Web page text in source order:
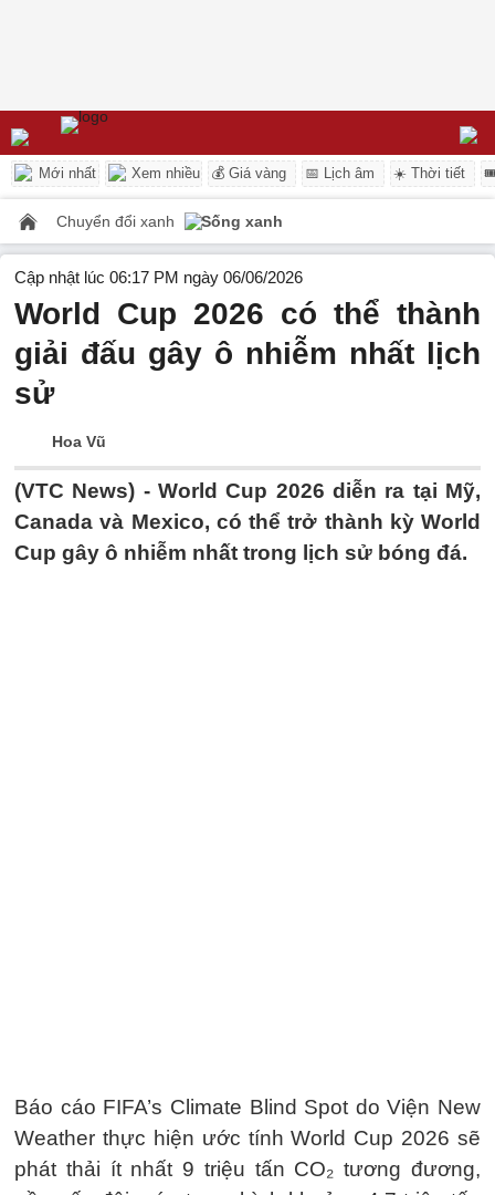
Mới nhất Xem nhiều 💰 Giá vàng 📅 Lịch âm ☀️ Thời tiết
Chuyển đổi xanh Sống xanh
Cập nhật lúc 06:17 PM ngày 06/06/2026
World Cup 2026 có thể thành
giải đấu gây ô nhiễm nhất lịch
sử
Hoa Vũ
(VTC News) - World Cup 2026 diễn ra tại Mỹ,
Canada và Mexico, có thể trở thành kỳ World
Cup gây ô nhiễm nhất trong lịch sử bóng đá.
Báo cáo FIFA’s Climate Blind Spot do Viện New
Weather thực hiện ước tính World Cup 2026 sẽ
phát thải ít nhất 9 triệu tấn CO₂ tương đương,